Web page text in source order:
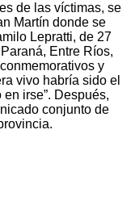
de las víctimas, se
Martín donde se
Lepratti, de 27
Entre Ríos,
y
vivo habría sido el
irse”. Después,
conjunto de